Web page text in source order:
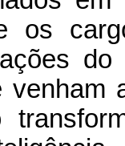
os
venham